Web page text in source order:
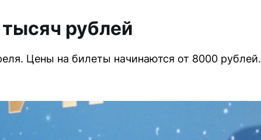
рублей
Цены на билеты начинаются от 8000 рублей.